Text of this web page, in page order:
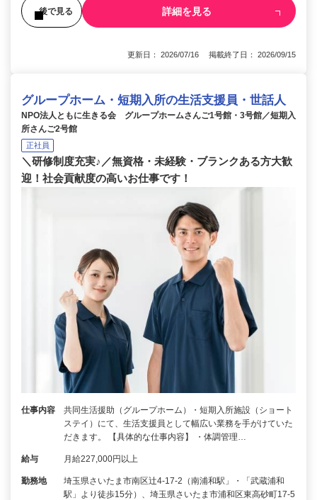
後で見る 詳細を見る
更新日： 2026/07/16 掲載終了日： 2026/09/15
グループホーム・短期入所の生活支援員・世話人
NPO法人ともに生きる会 グループホームさんご1号館・3号館／短期入
所さんご2号館
正社員
＼研修制度充実♪／無資格・未経験・ブランクある方大歓
迎！社会貢献度の高いお仕事です！
仕事内容
共同生活援助（グループホーム）・短期入所施設（ショート
ステイ）にて、生活支援員として幅広い業務を手がけていた
だきます。 【具体的な仕事内容】 ・体調管理…
給与 月給227,000円以上
勤務地
埼玉県さいたま市南区辻4-17-2（南浦和駅」・「武蔵浦和
駅」より徒歩15分）、埼玉県さいたま市浦和区東高砂町17-5